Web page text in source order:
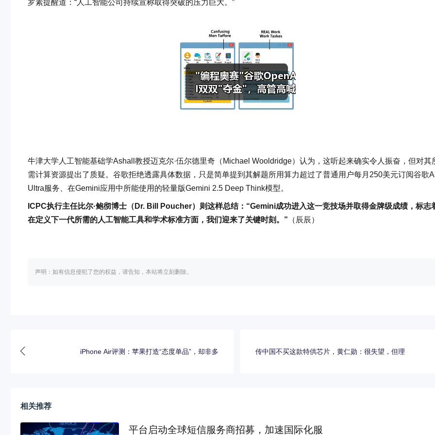
罗素提醒道：“人工智能公司持续宣称取得突破的压力巨大。”
牛津大学人工智能基础学Ashall教授迈克尔·伍尔德里奇（Michael Wooldridge）认为，这听起来确实令人振奋，但对其
需计算资源提出了质疑。谷歌拒绝透露具体数据，只是简单提到其解题所用算力超过了普通用户每月250美元订阅谷歌AI
Ultra服务、在Gemini应用中所能使用的轻量版Gemini 2.5 Deep Think模型。
ICPC执行主任比尔·鲍彻博士（Dr. Bill Poucher）则这样总结：“Gemini成功进入这一竞技场并取得金牌级成绩，标志
在定义下一代所需的人工智能工具和学术标准方面，我们迎来了关键时刻。” （ 辰辰）
声明：如有信息侵犯了您的权益，请告知，本站将立刻删除。
iPhone Air评测：苹果打造“态度单品”，却非多 传中国不买这款特供芯片，黄仁勋：很失望，但理
相关推荐
平台启动全球短信服务商招募，加速国际化服